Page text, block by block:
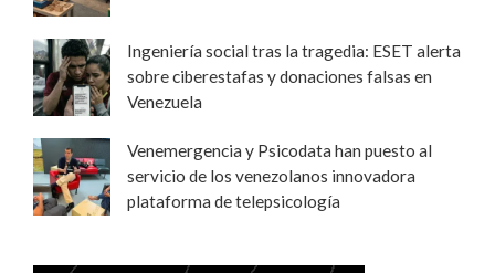
Ingeniería social tras la tragedia: ESET alerta
sobre ciberestafas y donaciones falsas en
Venezuela
Venemergencia y Psicodata han puesto al
servicio de los venezolanos innovadora
plataforma de telepsicología